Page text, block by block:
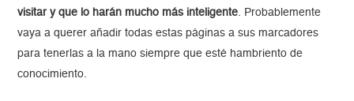
visitar y que lo harán mucho más inteligente. Probablemente
vaya a querer añadir todas estas páginas a sus marcadores
para tenerlas a la mano siempre que esté hambriento de
conocimiento.